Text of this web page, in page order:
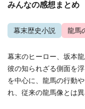
みんなの感想まとめ
幕末歴史小説 龍馬
幕末のヒーロー、坂本
彼の知られざる側面を
を中心に、龍馬の行動
れ、従来の龍馬像とは異